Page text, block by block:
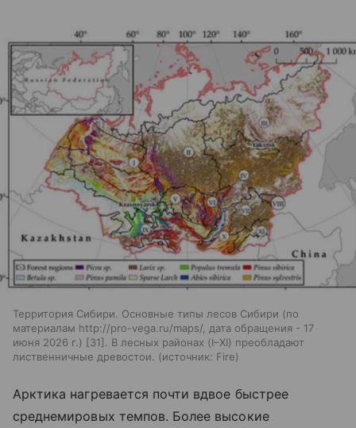
Территория Сибири. Основные типы лесов Сибири (по
материалам http://pro-vega.ru/maps/, дата обращения - 17
июня 2026 г.) [31]. В лесных районах (I–XI) преобладают
лиственничные древостои.
источник: Fire
Арктика нагревается почти вдвое быстрее
среднемировых темпов. Более высокие